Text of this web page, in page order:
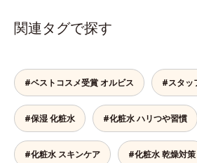
関連タグで探す
#ベストコスメ受賞 オルビス #スタッ
#保湿 化粧水 #化粧水 ハリつや習慣
#化粧水 スキンケア #化粧水 乾燥対策